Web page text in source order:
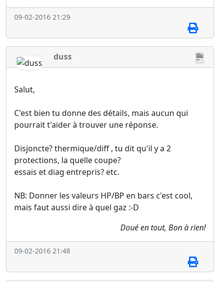
09-02-2016 21:29
duss
Salut,
C'est bien tu donne des détails, mais aucun qui
pourrait t'aider à trouver une réponse.
Disjoncte? thermique/diff , tu dit qu'il y a 2
protections, la quelle coupe?
essais et diag entrepris? etc.
NB: Donner les valeurs HP/BP en bars c'est cool,
mais faut aussi dire à quel gaz :-D
Doué en tout, Bon à rien!
09-02-2016 21:48